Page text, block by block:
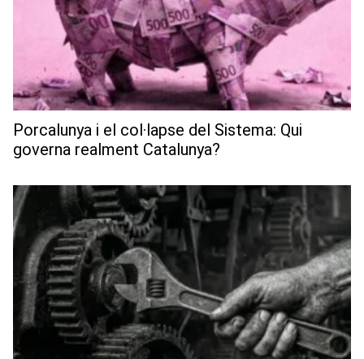
Porcalunya i el col·lapse del Sistema: Qui
governa realment Catalunya?